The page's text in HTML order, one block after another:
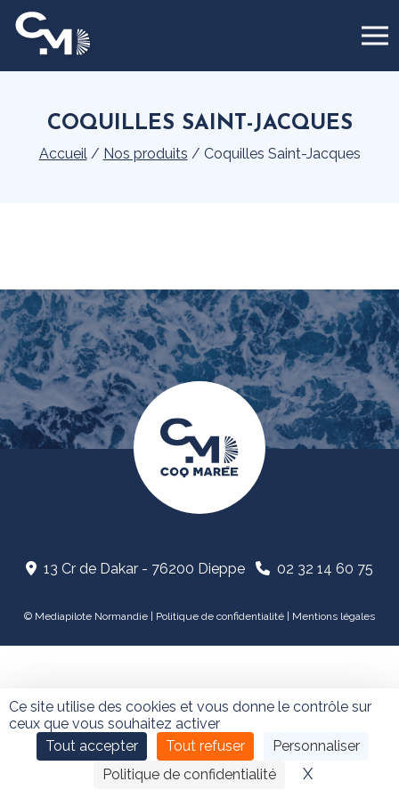
Panneau de gestion des cookies
Ce site utilise des cookies et vous donne le contrôle sur
ceux que vous souhaitez activer
Tout accepter
Tout refuser
Personnaliser
Politique de confidentialité
XMasquer
COQUILLES SAINT-JACQUES
Accueil / Nos produits / Coquilles Saint-Jacques
13 Cr de Dakar - 76200 Dieppe 02 32 14 60 75
© Mediapilote Normandie | Politique de confidentialité | Mentions légales